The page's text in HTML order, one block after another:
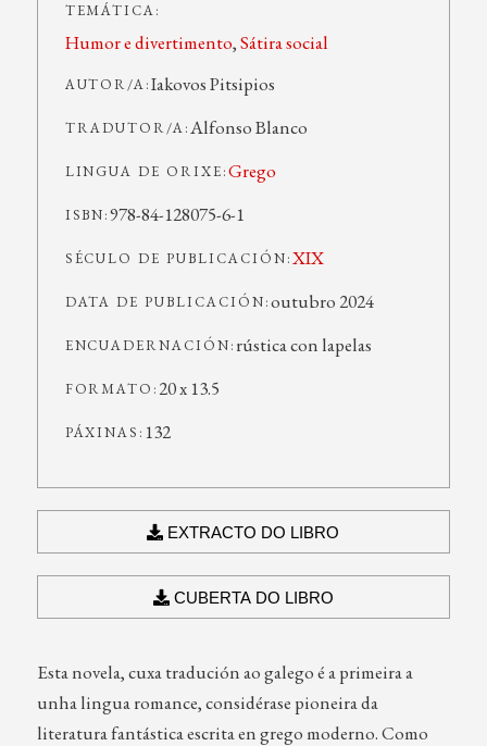
Esta novela, cuxa tradución ao galego é a primeira a
unha lingua romance, considérase pioneira da
literatura fantástica escrita en grego moderno. Como
TEMÁTICA:
Humor e divertimento,Sátira social
AUTOR/A:Iakovos Pitsipios
TRADUTOR/A:Alfonso Blanco
LINGUA DE ORIXE:Grego
ISBN:978-84-128075-6-1
SÉCULO DE PUBLICACIÓN:XIX
DATA DE PUBLICACIÓN:outubro 2024
ENCUADERNACIÓN: rústica con lapelas
FORMATO: 20 x 13.5
PÁXINAS: 132
EXTRACTO DO LIBRO
CUBERTA DO LIBRO